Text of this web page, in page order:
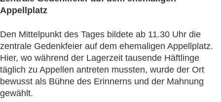
Appellplatz
Den Mittelpunkt des Tages bildete ab 11.30 Uhr die
zentrale Gedenkfeier auf dem ehemaligen Appellplatz.
Hier, wo während der Lagerzeit tausende Häftlinge
täglich zu Appellen antreten mussten, wurde der Ort
bewusst als Bühne des Erinnerns und der Mahnung
gewählt.